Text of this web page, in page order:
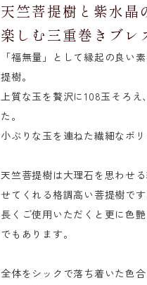
天竺菩提樹と紫水晶
楽しむ三重巻きブレ
「福無量」として縁起の良い
提樹。
上質な玉を贅沢に108玉そろ
た。
小ぶりな玉を連ねた繊細なボ
天竺菩提樹は大理石を思わせ
せてくれる格調高い菩提樹です
長くご使用いただくと更に色
でもあります。
全体をシックで落ち着いた色
素材
〔玉
〔親
玉径
〔主
〔天
〔引